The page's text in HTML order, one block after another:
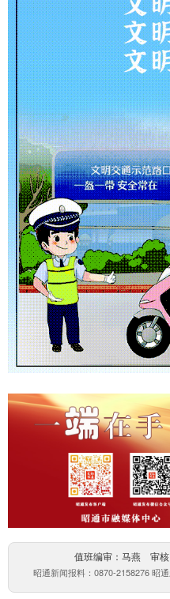
值班编审：马燕 审
昭通新闻报料：0870-2158276 昭